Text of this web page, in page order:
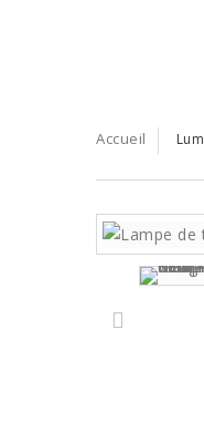
Accueil